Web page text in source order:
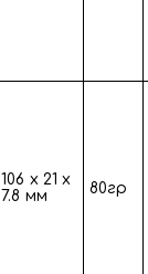
106 х 21 х
7.8 мм
80гр